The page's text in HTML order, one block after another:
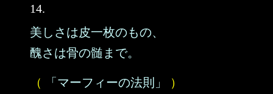
14.
美しさは皮一枚のもの、
醜さは骨の髄まで。
（ 「マーフィーの法則」
）